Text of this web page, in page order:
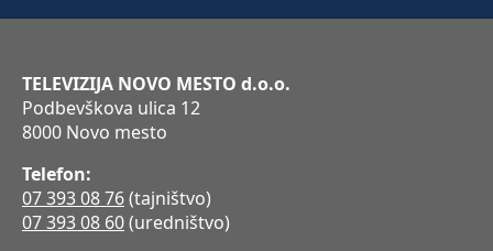
TELEVIZIJA NOVO MESTO d.o.o.
Podbevškova ulica 12
8000 Novo mesto
Telefon:
07 393 08 76(tajništvo)
07 393 08 60(uredništvo)